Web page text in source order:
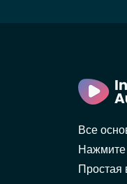
Все
Нажмите
Простая